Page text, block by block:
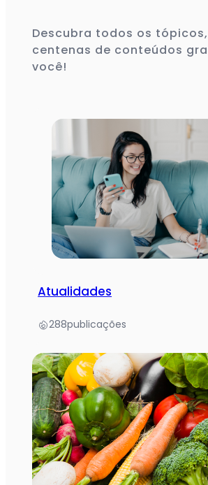
Descubra todos os
centenas de conteúdos
você!
Atualidades
288publicações